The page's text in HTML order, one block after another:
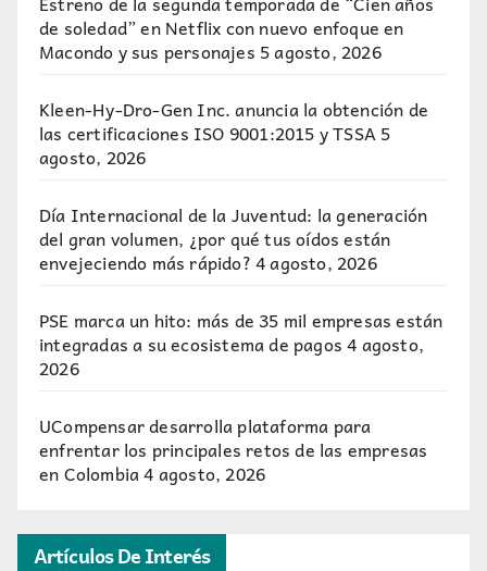
de soledad” en Netflix con nuevo enfoque en
Macondo y sus personajes 5 agosto, 2026
Kleen-Hy-Dro-Gen Inc. anuncia la obtención de
las certificaciones ISO 9001:2015 y TSSA5
agosto, 2026
Día Internacional de la Juventud: la generación
del gran volumen, ¿por qué tus oídos están
envejeciendo más rápido?4 agosto, 2026
PSE marca un hito: más de 35 mil empresas están
integradas a su ecosistema de pagos 4 agosto,
2026
UCompensar desarrolla plataforma para
enfrentar los principales retos de las empresas
en Colombia4 agosto, 2026
Artículos De Interés